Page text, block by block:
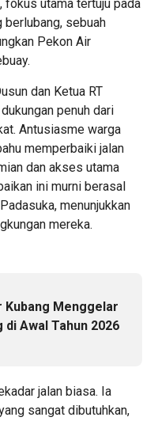
utama tertuju pada
berlubang, sebuah
Pekon Air
dan Ketua RT
penuh dari
Antusiasme warga
memperbaiki jalan
dan akses utama
ini murni berasal
menunjukkan
mereka.
Kubang Menggelar
di Awal Tahun 2026
jalan biasa. Ia
sangat dibutuhkan,